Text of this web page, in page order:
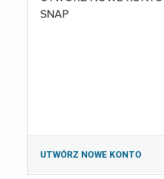
SNAP
UTWÓRZ NOWE KONTO